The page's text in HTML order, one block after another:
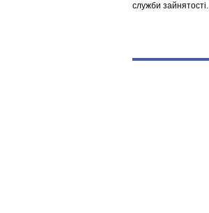
служби зайнятості.